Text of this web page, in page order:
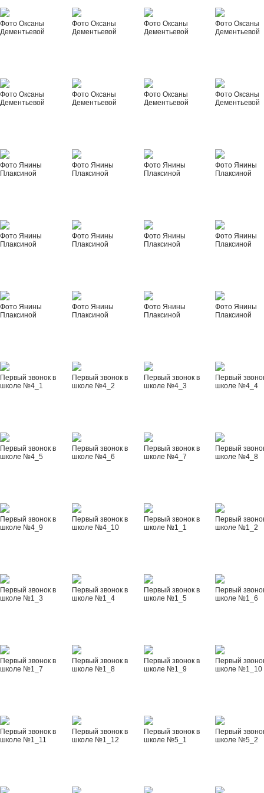
Фото Оксаны
Дементьевой
Фото Оксаны
Дементьевой
Фото Оксаны
Дементьевой
Фото Оксаны
Дементьевой
Фото Оксаны
Дементьевой
Фото Оксаны
Дементьевой
Фото Оксаны
Дементьевой
Фото Оксаны
Дементьевой
Фото Янины
Плаксиной
Фото Янины
Плаксиной
Фото Янины
Плаксиной
Фото Янины
Плаксиной
Фото Янины
Плаксиной
Фото Янины
Плаксиной
Фото Янины
Плаксиной
Фото Янины
Плаксиной
Фото Янины
Плаксиной
Фото Янины
Плаксиной
Фото Янины
Плаксиной
Фото Янины
Плаксиной
Первый звонок в
школе №4_1
Первый звонок в
школе №4_2
Первый звонок в
школе №4_3
Первый
школе №4_4
Первый звонок в
школе №4_5
Первый звонок в
школе №4_6
Первый звонок в
школе №4_7
Первый
школе №4_8
Первый звонок в
школе №4_9
Первый звонок в
школе №4_10
Первый звонок в
школе №1_1
Первый
школе №1_2
Первый звонок в
школе №1_3
Первый звонок в
школе №1_4
Первый звонок в
школе №1_5
Первый
школе №1_6
Первый звонок в
школе №1_7
Первый звонок в
школе №1_8
Первый звонок в
школе №1_9
Первый
школе №1_10
Первый звонок в
школе №1_11
Первый звонок в
школе №1_12
Первый звонок в
школе №5_1
Первый
школе №5_2